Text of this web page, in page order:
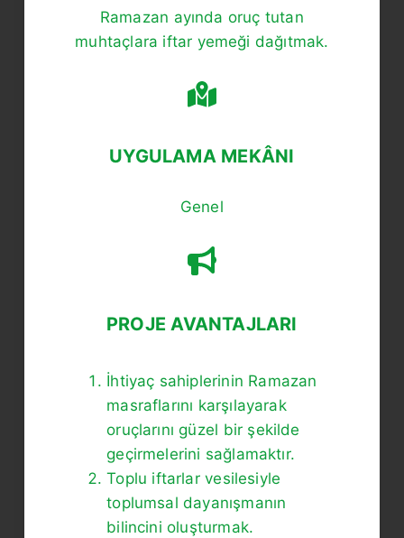
Ramazan ayında oruç tutan
muhtaçlara iftar yemeği dağıtmak.
UYGULAMA MEKÂNI
Genel
PROJE AVANTAJLARI
İhtiyaç sahiplerinin Ramazan
masraflarını karşılayarak
oruçlarını güzel bir şekilde
geçirmelerini sağlamaktır.
Toplu iftarlar vesilesiyle
toplumsal dayanışmanın
bilincini oluşturmak.